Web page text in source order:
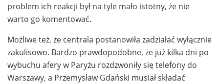
problem ich reakcji był na tyle mało istotny, że nie
warto go komentować.
Możliwe też, że centrala postanowiła zadziałać wyłącznie
zakulisowo. Bardzo prawdopodobne, że już kilka dni po
wybuchu afery w Paryżu rozdzwoniły się telefony do
Warszawy, a Przemysław Gdański musiał składać